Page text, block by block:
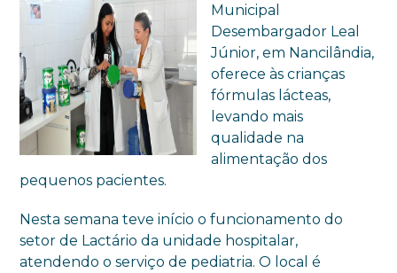
Municipal
Desembargador Leal
Júnior, em Nancilândia,
oferece às crianças
fórmulas lácteas,
levando mais
qualidade na
alimentação dos
pequenos pacientes.
Nesta semana teve início o funcionamento do
setor de Lactário da unidade hospitalar,
atendendo o serviço de pediatria. O local é